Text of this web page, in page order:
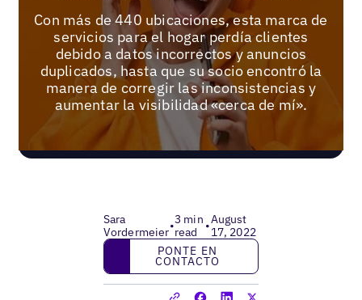
Con más de 440 ubicaciones, esta marca de
servicios para el hogar perdía clientes
debido a datos incorrectos y anuncios
duplicados, hasta que su socio encontró la
manera de corregir las inconsistencias y
aumentar la visibilidad «cerca de mí».
Sara
Vordermeier•3 min
read
•August
17, 2022
Ponte en contacto
PONTE EN
CONTACTO